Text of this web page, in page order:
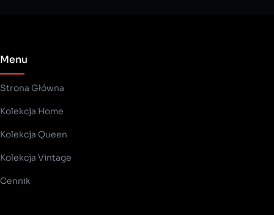
Menu
Strona Główna
Kolekcja Home
Kolekcja Queen
Kolekcja Vintage
Cennik